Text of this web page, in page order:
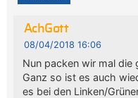
AchGott
08/04/2018 16:06
Nun packen wir mal die
Ganz so ist es auch
es bei den Linken/